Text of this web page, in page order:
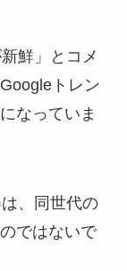
鮮」とコメ
トレン
なっていま
、同世代の
ではないで